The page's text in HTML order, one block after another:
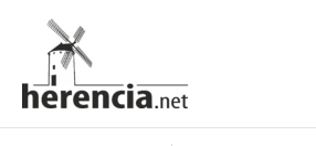
contenido